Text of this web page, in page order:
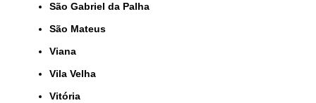
São Gabriel da Palha
São Mateus
Viana
Vila Velha
Vitória